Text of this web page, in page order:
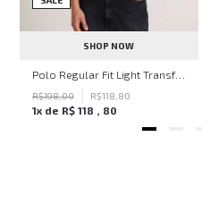
SHOP NOW
Polo Regular Fit Light Transfer Bege Médio John John Masculina
R$198,00 R$118 80
1x de R$ 118 80